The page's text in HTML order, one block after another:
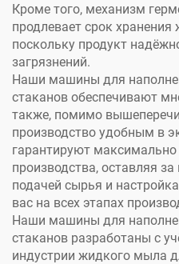
Кроме того, механизм
продлевает срок
поскольку продукт
загрязнений.
Наши машины для
стаканов обеспечивают
также, помимо
производство удобным в
гарантируют
производства, оставляя
подачей сырья и
вас на всех этапах
Наши машины для
стаканов разработаны с
индустрии жидкого мыла